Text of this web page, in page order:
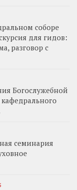
соборе
для гидов:
разговор с
Богослужебной
семинария